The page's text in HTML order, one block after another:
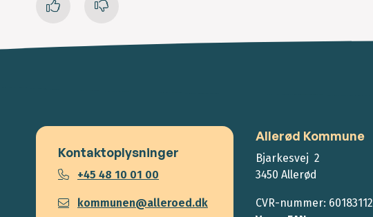
Kontaktoplysninger
+45 48 10 01 00
kommunen@alleroed.dk
Allerød Kommune
Bjarkesvej 2
3450 Allerød
CVR-nummer: 60183112